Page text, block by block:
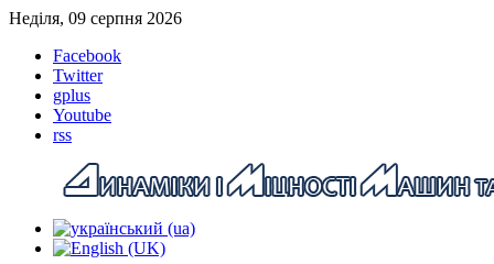
Неділя, 09 серпня 2026
Facebook
Twitter
gplus
Youtube
rss